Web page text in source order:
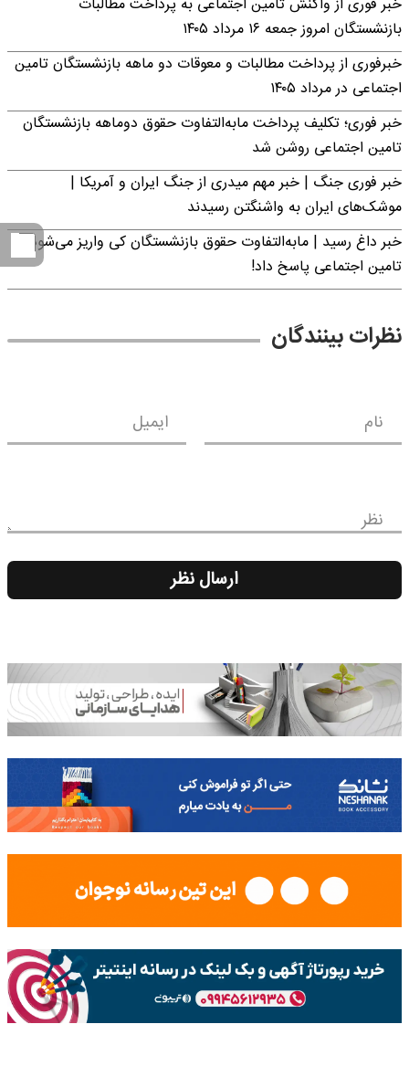
بازنشستگان امروز جمعه ۱۶ مرداد ۱۴۰۵
خبرفوری از پرداخت مطالبات و معوقات دو ماهه بازنشستگان تامین
اجتماعی در مرداد ۱۴۰۵
خبر فوری؛ تکلیف پرداخت مابه‌التفاوت حقوق دوماهه بازنشستگان
تامین اجتماعی روشن شد
خبر فوری جنگ | خبر مهم میدری از جنگ ایران و آمریکا |
موشک‌های ایران به واشنگتن رسیدند
خبر داغ رسید | مابه‌التفاوت حقوق بازنشستگان کی واریز می‌شود؟ |
تامین اجتماعی پاسخ داد!
نظرات بینندگان
نام ایمیل
نظر
ارسال نظر